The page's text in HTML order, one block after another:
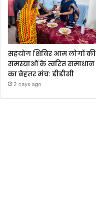
सहयोग शिविर आम लोगों की
समस्याओं के त्वरित समाधान
का बेहतर मंच: डीडीसी
2 days ago